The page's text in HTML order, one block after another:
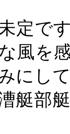
定で
風を
にし
艇部